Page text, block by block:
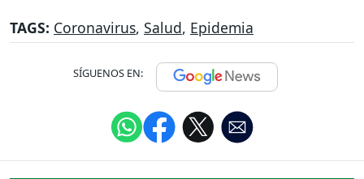
TAGS: Coronavirus, Salud, Epidemia
SÍGUENOS EN: